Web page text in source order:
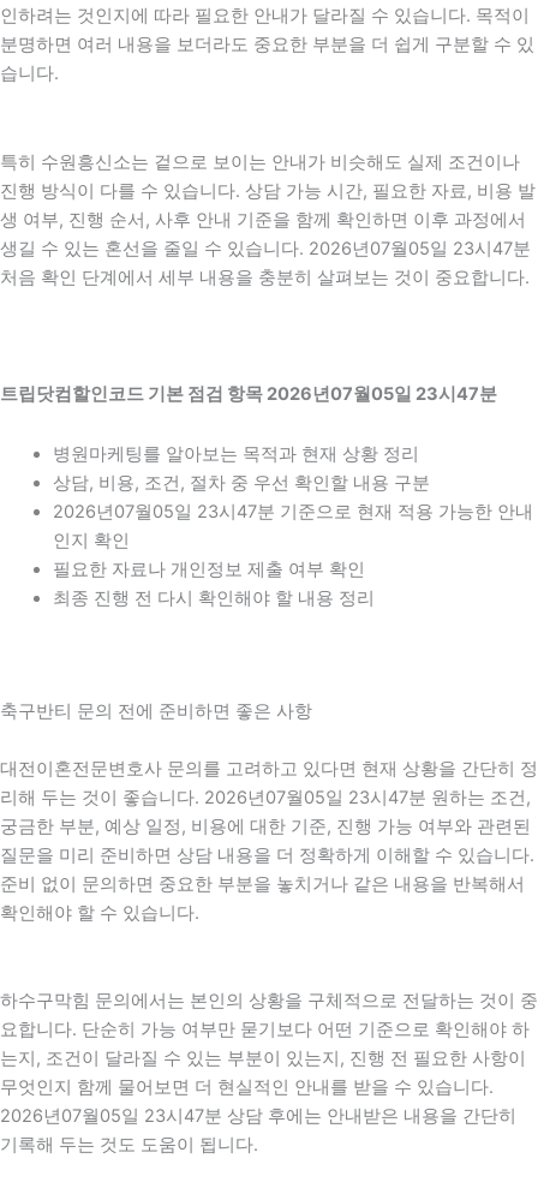
인하려는 것인지에 따라 필요한 안내가 달라질 수 있습니다. 목적이
분명하면 여러 내용을 보더라도 중요한 부분을 더 쉽게 구분할 수 있
습니다.
특히 수원흥신소는 겉으로 보이는 안내가 비슷해도 실제 조건이나
진행 방식이 다를 수 있습니다. 상담 가능 시간, 필요한 자료, 비용 발
생 여부, 진행 순서, 사후 안내 기준을 함께 확인하면 이후 과정에서
생길 수 있는 혼선을 줄일 수 있습니다. 2026년07월05일 23시47분
처음 확인 단계에서 세부 내용을 충분히 살펴보는 것이 중요합니다.
트립닷컴할인코드 기본 점검 항목 2026년07월05일 23시47분
병원마케팅를 알아보는 목적과 현재 상황 정리
상담, 비용, 조건, 절차 중 우선 확인할 내용 구분
2026년07월05일 23시47분 기준으로 현재 적용 가능한 안내
인지 확인
필요한 자료나 개인정보 제출 여부 확인
최종 진행 전 다시 확인해야 할 내용 정리
축구반티 문의 전에 준비하면 좋은 사항
대전이혼전문변호사 문의를 고려하고 있다면 현재 상황을 간단히 정
리해 두는 것이 좋습니다. 2026년07월05일 23시47분 원하는 조건,
궁금한 부분, 예상 일정, 비용에 대한 기준, 진행 가능 여부와 관련된
질문을 미리 준비하면 상담 내용을 더 정확하게 이해할 수 있습니다.
준비 없이 문의하면 중요한 부분을 놓치거나 같은 내용을 반복해서
확인해야 할 수 있습니다.
하수구막힘 문의에서는 본인의 상황을 구체적으로 전달하는 것이 중
요합니다. 단순히 가능 여부만 묻기보다 어떤 기준으로 확인해야 하
는지, 조건이 달라질 수 있는 부분이 있는지, 진행 전 필요한 사항이
무엇인지 함께 물어보면 더 현실적인 안내를 받을 수 있습니다.
2026년07월05일 23시47분 상담 후에는 안내받은 내용을 간단히
기록해 두는 것도 도움이 됩니다.